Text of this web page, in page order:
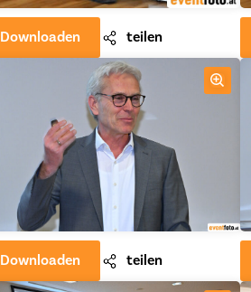
Downloaden teilen
Downloaden teilen